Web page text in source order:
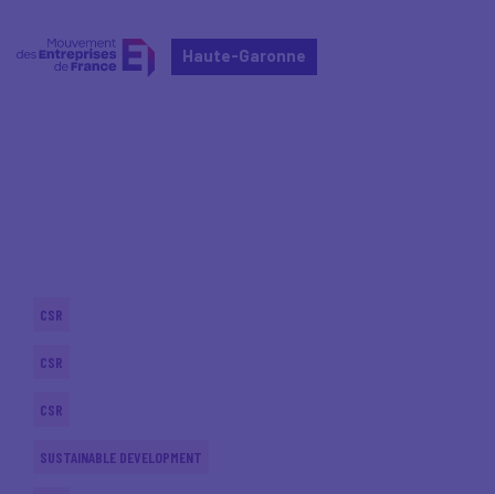
Haute-Garonne
CSR
CSR
CSR
SUSTAINABLE DEVELOPMENT